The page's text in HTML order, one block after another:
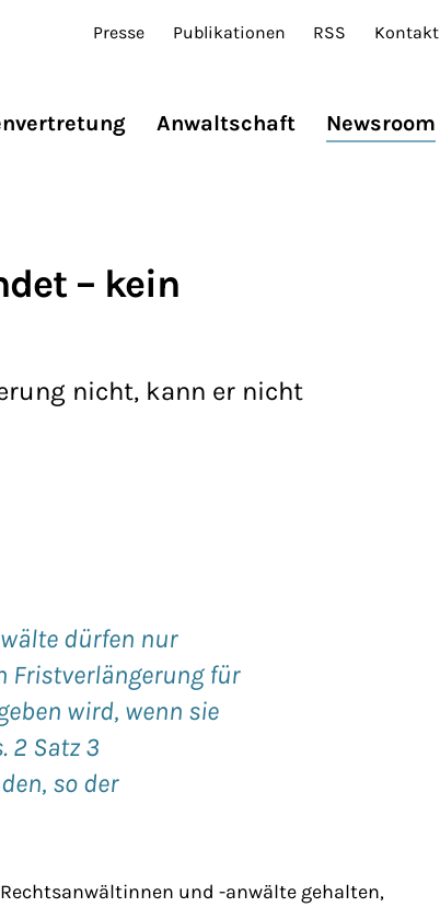
Presse Publikationen RSS Kontakt
Anwaltschaft Newsroom
– kein
nicht, kann er nicht
dürfen nur
Fristverlängerung für
wird, wenn sie
2 Satz 3
so der
und -anwälte gehalten,